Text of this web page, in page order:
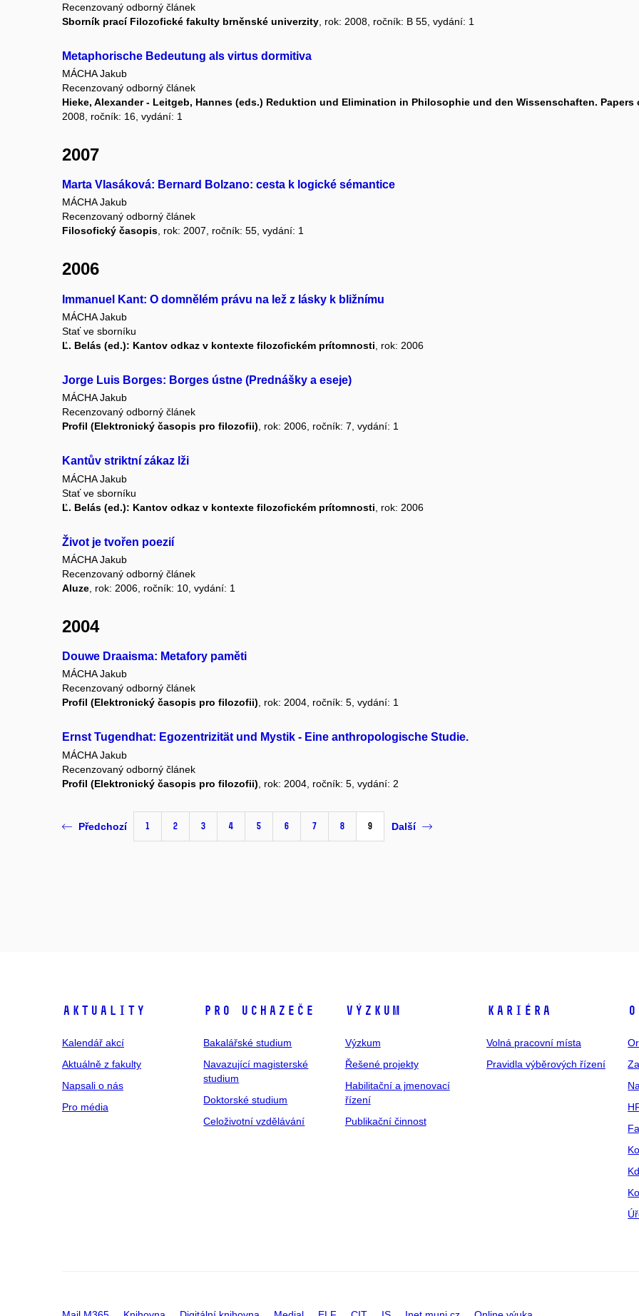
Recenzovaný odborný článek
Sborník prací Filozofické fakulty brněnské univerzity , rok: 2008, ročník: B 55, vydání: 1
Metaphorische Bedeutung als virtus dormitiva
MÁCHA Jakub
Recenzovaný odborný článek
Hieke, Alexander - Leitgeb, Hannes (eds.) Reduktion und Elimination in Philosophie und den Wissenschaften.
2008, ročník: 16, vydání: 1
2007
Marta Vlasáková: Bernard Bolzano: cesta k logické sémantice
MÁCHA Jakub
Recenzovaný odborný článek
Filosofický časopis, rok: 2007, ročník: 55, vydání: 1
2006
Immanuel Kant: O domnělém právu na lež z lásky k bližnímu
MÁCHA Jakub
Stať ve sborníku
Ľ. Belás (ed.): Kantov odkaz v kontexte filozofickém prítomnosti , rok: 2006
Jorge Luis Borges: Borges ústne (Prednášky a eseje)
MÁCHA Jakub
Recenzovaný odborný článek
Profil (Elektronický časopis pro filozofii), rok: 2006, ročník: 7, vydání: 1
Kantův striktní zákaz lži
MÁCHA Jakub
Stať ve sborníku
Ľ. Belás (ed.): Kantov odkaz v kontexte filozofickém prítomnosti , rok: 2006
Život je tvořen poezií
MÁCHA Jakub
Recenzovaný odborný článek
Aluze , rok: 2006, ročník: 10, vydání: 1
2004
Douwe Draaisma: Metafory paměti
MÁCHA Jakub
Recenzovaný odborný článek
Profil (Elektronický časopis pro filozofii), rok: 2004, ročník: 5, vydání: 1
Ernst Tugendhat: Egozentrizität und Mystik - Eine anthropologische Studie.
MÁCHA Jakub
Recenzovaný odborný článek
Profil (Elektronický časopis pro filozofii) , rok: 2004, ročník: 5, vydání: 2
Předchozí 1 2 3 4 5 6 7 8 9 Další
Aktuality
Kalendář akcí
Aktuálně z fakulty
Napsali o nás
Pro média
Pro uchazeče
Bakalářské studium
Navazující magisterské
studium
Doktorské studium
Celoživotní vzdělávání
Výzkum
Výzkum
Řešené projekty
Habilitační a jmenovací
řízení
Publikační činnost
Kariéra
Volná pracovní místa
Pravidla výběrových řízení